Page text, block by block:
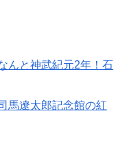
んと神武紀元2年！石
馬遼太郎記念館の紅